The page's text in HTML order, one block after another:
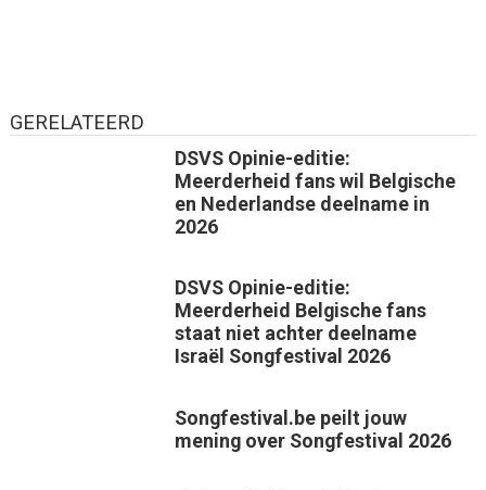
GERELATEERD
DSVS Opinie-editie:
Meerderheid fans wil Belgische
en Nederlandse deelname in
2026
DSVS Opinie-editie:
Meerderheid Belgische fans
staat niet achter deelname
Israël Songfestival 2026
Songfestival.be peilt jouw
mening over Songfestival 2026